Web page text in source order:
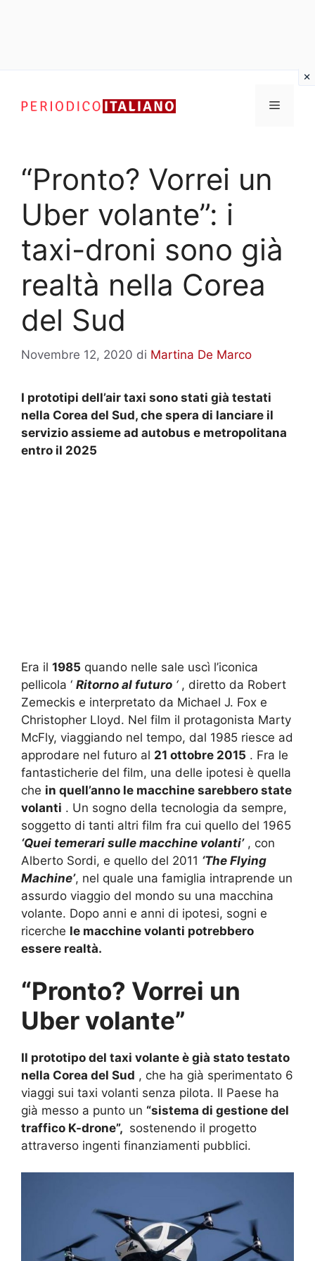
contenuto
Menu
“Pronto? Vorrei un
Uber volante”: i
taxi-droni sono già
realtà nella Corea
del Sud
Novembre 12, 2020 di Martina De Marco
I prototipi dell’air taxi sono stati già testati
nella Corea del Sud, che spera di lanciare il
servizio assieme ad autobus e metropolitana
entro il 2025
Era il 1985 quando nelle sale uscì l’iconica
pellicola ‘ Ritorno al futuro ‘, diretto da Robert
Zemeckis e interpretato da Michael J. Fox e
Christopher Lloyd. Nel film il protagonista Marty
McFly, viaggiando nel tempo, dal 1985 riesce ad
approdare nel futuro al 21 ottobre 2015 . Fra le
fantasticherie del film, una delle ipotesi è quella
che in quell’anno le macchine sarebbero state
volanti . Un sogno della tecnologia da sempre,
soggetto di tanti altri film fra cui quello del 1965
‘Quei temerari sulle macchine volanti’, con
Alberto Sordi, e quello del 2011 ‘The Flying
Machine’, nel quale una famiglia intraprende un
assurdo viaggio del mondo su una macchina
volante. Dopo anni e anni di ipotesi, sogni e
ricerche le macchine volanti potrebbero
essere realtà.
“Pronto? Vorrei un
Uber volante”
Il prototipo del taxi volante è già stato testato
nella Corea del Sud , che ha già sperimentato 6
viaggi sui taxi volanti senza pilota. Il Paese ha
già messo a punto un “sistema di gestione del
traffico K-drone”, sostenendo il progetto
attraverso ingenti finanziamenti pubblici.